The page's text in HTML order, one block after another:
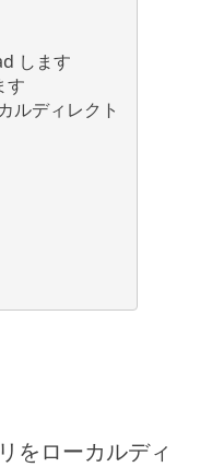
します
す
ルディレクト
をローカルディ